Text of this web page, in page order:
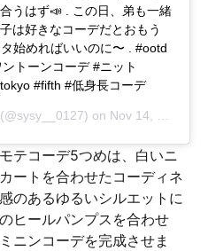
うはず📣 . この日、弟も一緒
は好きなコーデだとおもう
始めればいいのに〜 . #ootd
トーンコーデ #ニット
#fifth #低身長コーデ
(@sysy__0127) on Nov 14, 2018 at 12:52am PST
テコーデ5つめは、白いニ
ートを合わせたコーディネ
のあるゆるいシルエットに
ヒールパンプスを合わせ
ニンコーデを完成させま